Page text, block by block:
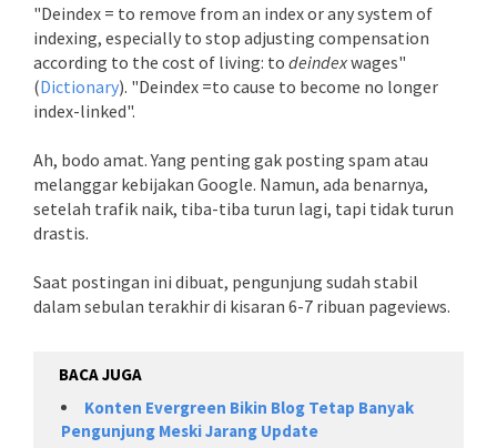
"Deindex = to remove from an index or any system of
indexing, especially to stop adjusting compensation
according to the cost of living: to deindexwages"
(Dictionary). "Deindex =to cause to become no longer
index-linked".
Ah, bodo amat. Yang penting gak posting spam atau
melanggar kebijakan Google. Namun, ada benarnya,
setelah trafik naik, tiba-tiba turun lagi, tapi tidak turun
drastis.
Saat postingan ini dibuat, pengunjung sudah stabil
dalam sebulan terakhir di kisaran 6-7 ribuan pageviews.
BACA JUGA
Konten Evergreen Bikin Blog Tetap Banyak
Pengunjung Meski Jarang Update